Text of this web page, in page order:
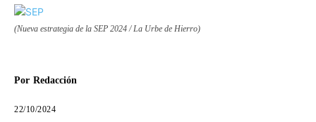
(Nueva estrategia de la SEP 2024 / La Urbe de Hierro)
Por Redacción
22/10/2024